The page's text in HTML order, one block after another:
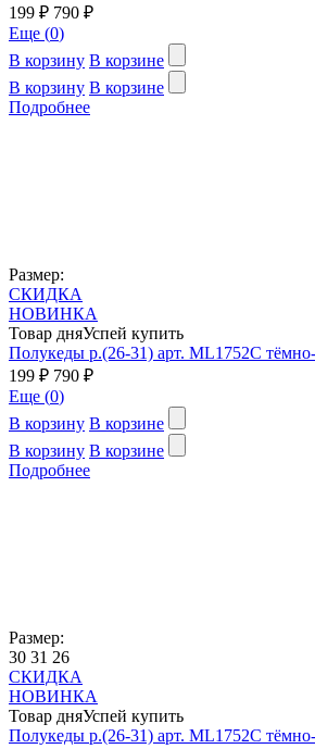
199 ₽ 790 ₽
Еще (0)
В корзину В корзине
В корзину В корзине
Подробнее
Размер:
СКИДКА
НОВИНКА
Товар дняУспей купить
Полукеды р.(26-31) арт. ML1752C
199 ₽ 790 ₽
Еще (0)
В корзину В корзине
В корзину В корзине
Подробнее
Размер:
30 31 26
СКИДКА
НОВИНКА
Товар дняУспей купить
Полукеды р.(26-31) арт. ML1752C